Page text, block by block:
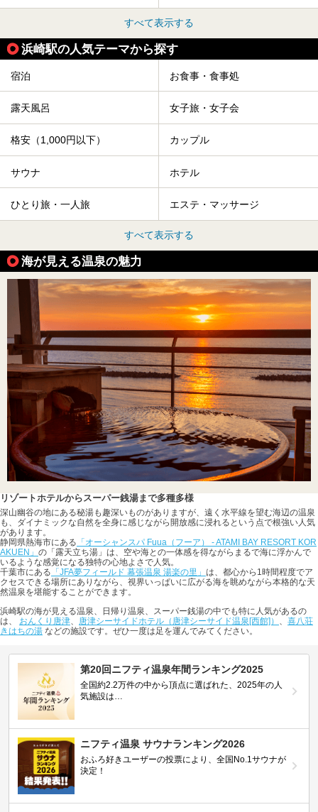
すべて表示する
浜崎駅の人気テーマから探す
宿泊 お食事・食事処
露天風呂 女子旅・女子会
格安（1,000円以下） カップル
サウナ ホテル
ひとり旅・一人旅 エステ・マッサージ
すべて表示する
海が見える温泉の魅力
リゾートホテルからスーパー銭湯まで多種多様
深山幽谷の地にある秘湯も趣深いものがありますが、遠く水平線を望む海辺の温泉
も、ダイナミックな自然を全身に感じながら開放感に浸れるという点で根強い人気
があります。
静岡県熱海市にある 「オーシャンスパ Fuua（フーア） - ATAMI BAY RESORT KOR
AKUEN」 の「露天立ち湯」は、空や海との一体感を得ながらまるで海に浮かんで
いるような感覚になる独特の心地よさで人気。
千葉市にある 「JFA夢フィールド 幕張温泉 湯楽の里」 は、都心から1時間程度でア
クセスできる場所にありながら、視界いっぱいに広がる海を眺めながら本格的な天
然温泉を堪能することができます。
浜崎駅の海が見える温泉、日帰り温泉、スーパー銭湯の中でも特に人気があるの
は、 おんくり唐津、 唐津シーサイドホテル（唐津シーサイド温泉[西館]） 、 喜八荘
きはちの湯 などの施設です。ぜひ一度は足を運んでみてください。
第20回ニフティ温泉年間ランキング2025
全国約2.2万件の中から頂点に選ばれた、2025年の人
気施設は…
ニフティ温泉 サウナランキング2026
おふろ好きユーザーの投票により、全国No.1サウナが
決定！